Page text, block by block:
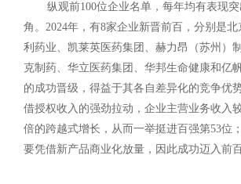
纵观前100位企业名单，每年均有表现
角。2024年，有8家企业新晋前百，分别是
利药业、凯莱英医药集团、赫力昂（苏州）
克制药、华立医药集团、华邦生命健康和亿
的成功晋级，得益于其各自差异化的竞争优
借授权收入的强劲拉动，企业主营业务收入
倍的跨越式增长，从而一举挺进百强第53位
要凭借新产品商业化放量，因此成功迈入前百